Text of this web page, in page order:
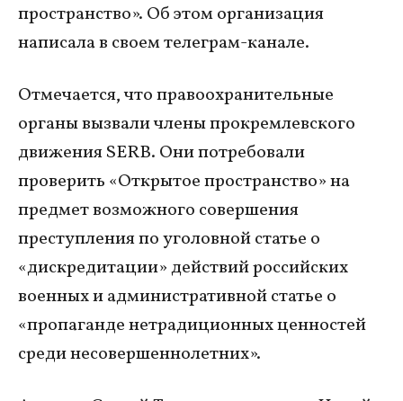
пространство». Об этом организация
написала в своем телеграм-канале.
Отмечается, что правоохранительные
органы вызвали члены прокремлевского
движения SERB. Они потребовали
проверить «Открытое пространство» на
предмет возможного совершения
преступления по уголовной статье о
«дискредитации» действий российских
военных и административной статье о
«пропаганде нетрадиционных ценностей
среди несовершеннолетних».